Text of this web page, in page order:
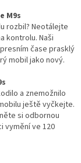
M9s
rozbil? Neotálejte
kontrolu. Naši
čase prasklý
mobil jako nový.
a znemožnilo
ještě vyčkejte.
si odbornou
vymění ve 120